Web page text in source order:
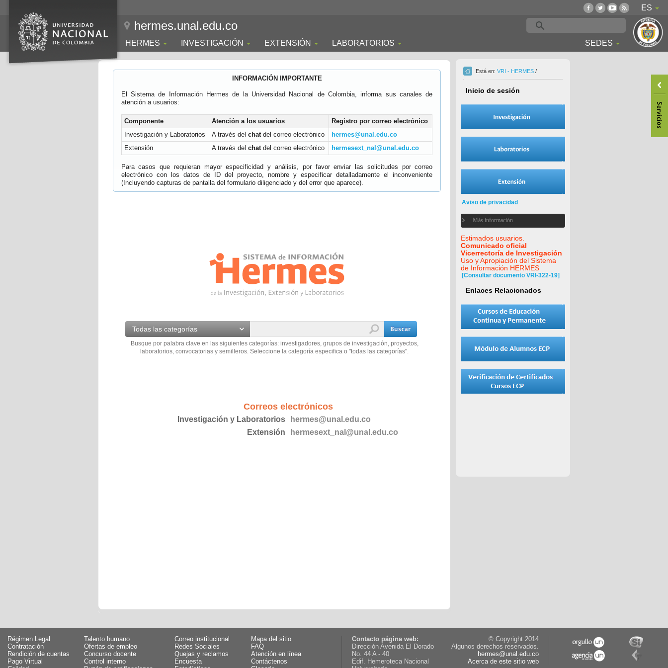
ES
hermes.unal.edu.co
HERMES INVESTIGACIÓN EXTENSIÓN LABORATORIOS SEDES
INFORMACIÓN IMPORTANTE
El Sistema de Información Hermes de la Universidad Nacional de Colombia, informa sus canales de
atención a usuarios:
Componente Atención a los usuarios
Registro por correo electrónico
Investigación y Laboratorios
A través del chatdel correo electrónico
hermes@unal.edu.co
Extensión
A través del chatdel correo electrónico hermesext_nal@unal.edu.co
Para casos que requieran mayor especificidad y análisis, por favor enviar las solicitudes por correo
electrónico con los datos de ID del proyecto, nombre y especificar detalladamente el inconveniente
(Incluyendo capturas de pantalla del formulario diligenciado y del error que aparece).
Todas las categorías
Busque por palabra clave en las siguientes categorías: investigadores, grupos de investigación, proyectos,
laboratorios, convocatorias y semilleros. Seleccione la categoría especifica o "todas las categorías".
Correos electrónicos
Investigación y Laboratorios
hermes@unal.edu.co
Extensión
hermesext_nal@unal.edu.co
Está en: VRI - HERMES /
Inicio de sesión
Aviso de privacidad
Más información
Estimados usuarios.
Comunicado oficial
Vicerrectoría de Investigación
Uso y Apropiación del Sistema
de Información HERMES
[Consultar documento VRI-322-19]
Enlaces Relacionados
Régimen Legal
Talento humano
Contratación
Ofertas de empleo
Rendición de cuentas
Concurso docente
Pago Virtual
Control interno
Correo institucional
Mapa del sitio
Redes Sociales
FAQ
Quejas y reclamos
Atención en línea
Encuesta
Contáctenos
Contacto página web:
Dirección Avenida El Dorado
No. 44 A - 40
Edif. Hemeroteca Nacional
© Copyright 2014
Algunos derechos reservados.
hermes@unal.edu.co
Acerca de este sitio web